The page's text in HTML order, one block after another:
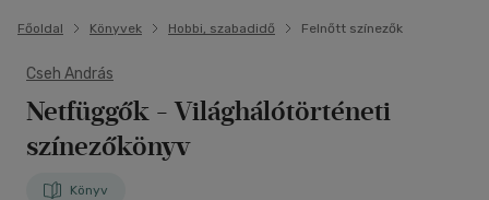
Főoldal Könyvek Hobbi, szabadidő Felnőtt színezők
Cseh András
Netfüggők - Világhálótörténeti
színezőkönyv
Könyv